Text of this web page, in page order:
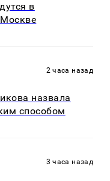
в
Москве
2 часа назад
назвала
способом
3 часа назад